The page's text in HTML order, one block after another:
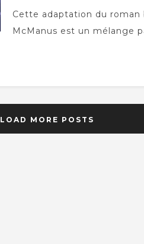
Cette adaptation du roman
McManus est un mélange
LOAD MORE POSTS